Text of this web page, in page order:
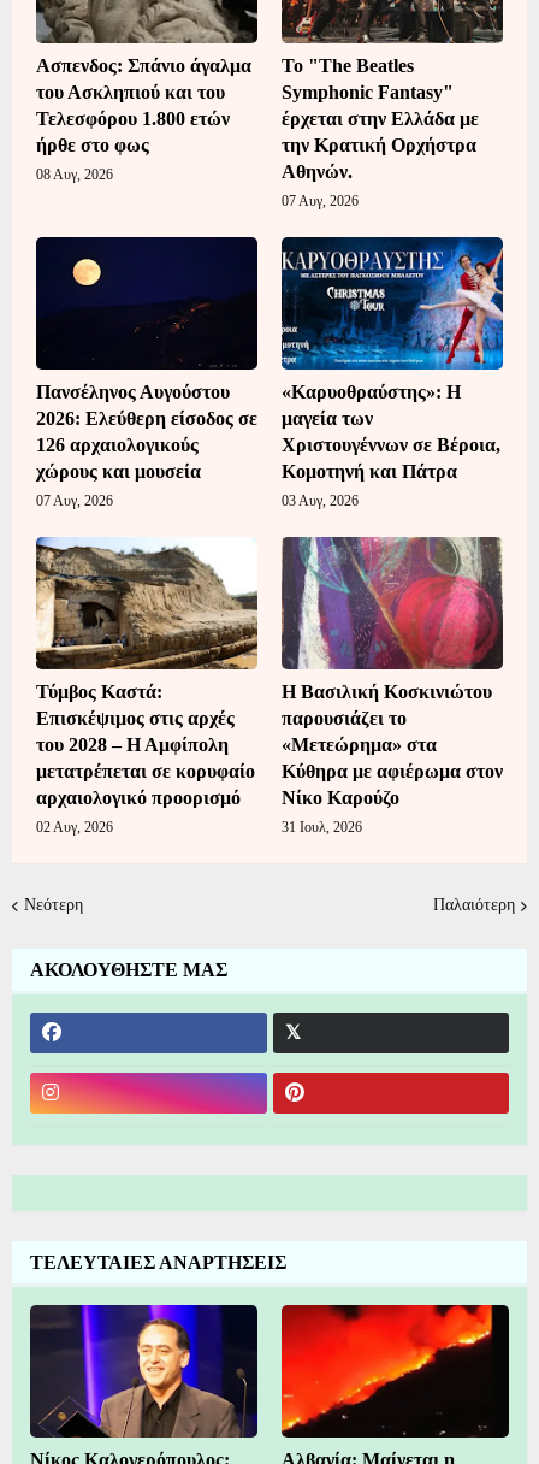
Ασπενδος: Σπάνιο άγαλμα
του Ασκληπιού και του
Τελεσφόρου 1.800 ετών
ήρθε στο φως
08 Αυγ, 2026
Το "The Beatles
Symphonic Fantasy"
έρχεται στην Ελλάδα με
την Κρατική Ορχήστρα
Αθηνών.
07 Αυγ, 2026
Πανσέληνος Αυγούστου
2026: Ελεύθερη είσοδος σε
126 αρχαιολογικούς
χώρους και μουσεία
07 Αυγ, 2026
«Καρυοθραύστης»: Η
μαγεία των
Χριστουγέννων σε Βέροια,
Κομοτηνή και Πάτρα
03 Αυγ, 2026
Τύμβος Καστά:
Επισκέψιμος στις αρχές
του 2028 – Η Αμφίπολη
μετατρέπεται σε κορυφαίο
αρχαιολογικό προορισμό
02 Αυγ, 2026
Η Βασιλική Κοσκινιώτου
παρουσιάζει το
«Μετεώρημα» στα
Κύθηρα με αφιέρωμα στον
Νίκο Καρούζο
31 Ιουλ, 2026
Νεότερη Παλαιότερη
ΑΚΟΛΟΥΘΗΣΤΕ ΜΑΣ
ΤΕΛΕΥΤΑΙΕΣ ΑΝΑΡΤΗΣΕΙΣ
Νίκος Καλογερόπουλος: Αλβανία: Μαίνεται η